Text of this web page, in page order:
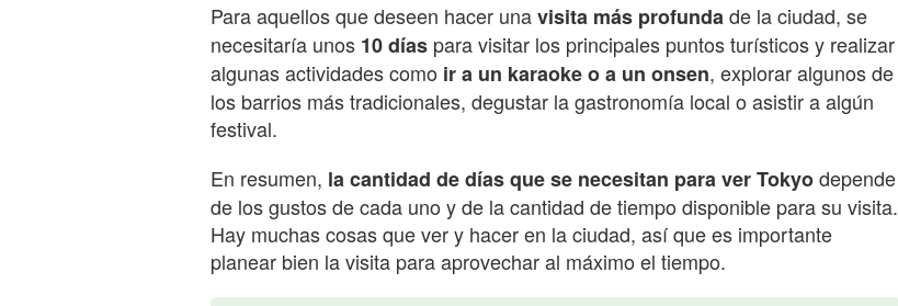
Para aquellos que deseen hacer unavisita más profundade la ciudad, se
necesitaría unos 10 días para visitar los principales puntos turísticos y realizar
algunas actividades como ir a un karaoke o a un onsen, explorar algunos de
los barrios más tradicionales, degustar la gastronomía local o asistir a algún
festival.
En resumen, la cantidad de días que se necesitan para ver Tokyodepende
de los gustos de cada uno y de la cantidad de tiempo disponible para su visita.
Hay muchas cosas que ver y hacer en la ciudad, así que es importante
planear bien la visita para aprovechar al máximo el tiempo.